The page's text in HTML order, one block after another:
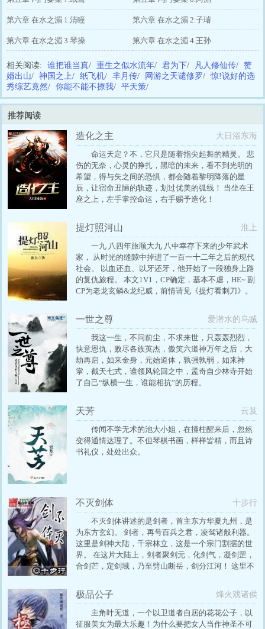
第六章 在水之湄 1.清瞳 第六章 在水之湄 2.子璿
第六章 在水之湄 3.琴操 第六章 在水之湄 4.王孙
相关阅读: 谁把谁当真/ 重生之似水流年/ 君为下/ 凡人修仙传/ 赘
婿出山/ 神国之上/ 纸飞机/ 芈月传/ 网游之天谴修罗/ 惊!说好的选
秀综艺竟然/ 你能不能不撩我/ 平天策/
推荐阅读
造化之主 大日浴东海
命运天定？不，它只是随着指尖起舞的精灵。 悲
伤的无奈，心灵的挣扎，黑暗的未来，看不到光明的
希望，得与失之间的恐惧，都会随着黎明降落的星
辰，让宿命丑陋的轨迹，划过优美的弧线！ 当坐在王
座之上，左手掌控命运，右手赐予造化！
提灯照河山 淮上
一九 八四年旅顺大九 八中幸存下来的少年武术
家， 从时光的缝隙中掉进了一百一十二年之后的现代
社会。 以血还血、以牙还牙，他开始了一段独身上路
的复仇旅程。 本文1V1，CP确定，基本不虐，HE~ 副
CP为老龙玄鳞&龙纪威，前情请见《提灯看刺刀》。
黑泽川，叶真 配角：玄鳞，龙纪威 ┃ 其它：HE
一世之尊 爱潜水的乌贼
我这一生，不问前尘，不求来世，只轰轰烈烈，
快意恩仇，败尽各族英杰，傲笑六道神万年之后，大
劫再启，如来金身，元始道体，孰强孰弱，如来神
掌，截天七式，谁领风轮回之中，孟奇自少林寺开始
了自己“纵横一生，谁能相抗”的历程。
天芳 云芨
传闻不学无术的池大小姐，在撞柱醒来后，忽然
变得通情达理了。不但琴棋书画，样样皆精，而且诗
书礼仪，处处出众。
不灭剑体 十步行
不灭剑体讲述的是剑者，首主东方华夏九州，是
为东方玄幻。 剑者，再号百兵之君，凌驾诸般利器。
这里是剑神大陆，千宗林立，这是一个宗门割据的世
界。 在这片大陆上，剑者聚剑元，化剑气，凝剑罡，
合剑芒，定剑域，乃至劈山断岳，剑分江河！ 这里不
有诸多神奇灵兽，奇异剑道 修炼层次：剑体，剑元，
剑魂，剑魄，剑心。 剑者称号：剑者，剑客，剑师，
剑主，剑王，剑宗，剑皇，剑帝，剑尊，剑祖，剑
圣。 宗门等阶：青凡，金天，白灵，紫皇。…
极品公子 烽火戏诸侯
主角叶无道，一个以卫道者自居的花花公子，以
征服美女为最大乐趣！为什么要把女人当作神圣不可